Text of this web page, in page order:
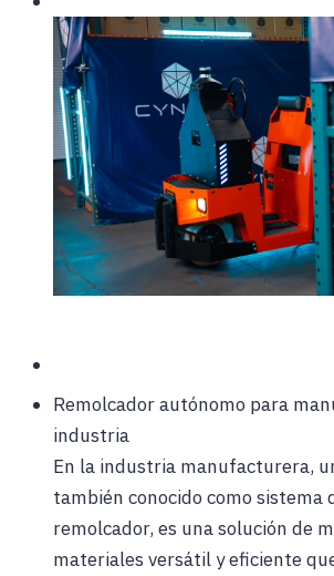
Remolcador autónomo para
industria
En la industria manufacturera,
también conocido como sistema
remolcador, es una solución de
materiales versátil y eficiente